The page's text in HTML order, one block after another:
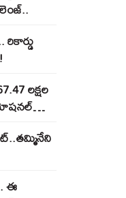
లక్షల
ఈ